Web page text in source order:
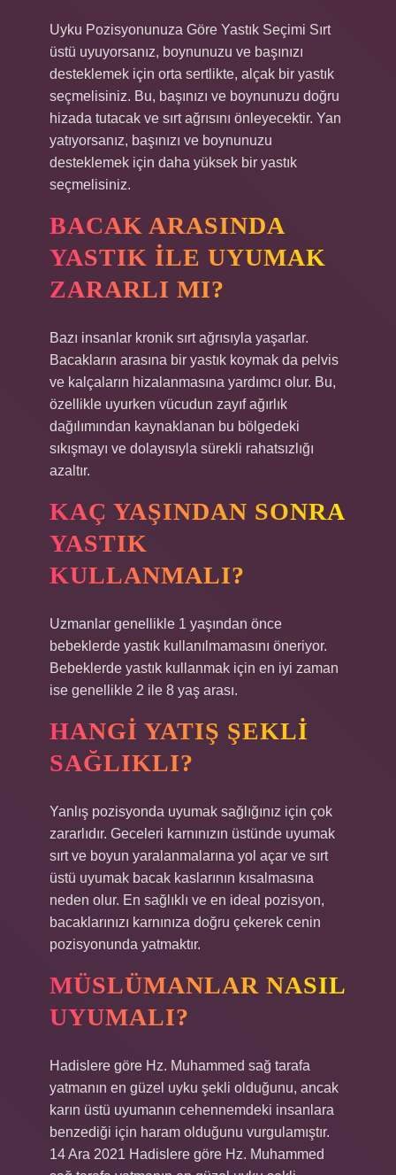
Uyku Pozisyonunuza Göre Yastık Seçimi Sırt
üstü uyuyorsanız, boynunuzu ve başınızı
desteklemek için orta sertlikte, alçak bir yastık
seçmelisiniz. Bu, başınızı ve boynunuzu doğru
hizada tutacak ve sırt ağrısını önleyecektir. Yan
yatıyorsanız, başınızı ve boynunuzu
desteklemek için daha yüksek bir yastık
seçmelisiniz.
BACAK ARASINDA
YASTIK ILE UYUMAK
ZARARLI MI?
Bazı insanlar kronik sırt ağrısıyla yaşarlar.
Bacakların arasına bir yastık koymak da pelvis
ve kalçaların hizalanmasına yardımcı olur. Bu,
özellikle uyurken vücudun zayıf ağırlık
dağılımından kaynaklanan bu bölgedeki
sıkışmayı ve dolayısıyla sürekli rahatsızlığı
azaltır.
KAÇ YAŞINDAN SONRA
YASTIK
KULLANMALI?
Uzmanlar genellikle 1 yaşından önce
bebeklerde yastık kullanılmamasını öneriyor.
Bebeklerde yastık kullanmak için en iyi zaman
ise genellikle 2 ile 8 yaş arası.
HANGI YATIŞ ŞEKLI
SAĞLIKLI?
Yanlış pozisyonda uyumak sağlığınız için çok
zararlıdır. Geceleri karnınızın üstünde uyumak
sırt ve boyun yaralanmalarına yol açar ve sırt
üstü uyumak bacak kaslarının kısalmasına
neden olur. En sağlıklı ve en ideal pozisyon,
bacaklarınızı karnınıza doğru çekerek cenin
pozisyonunda yatmaktır.
MÜSLÜMANLAR NASIL
UYUMALI?
Hadislere göre Hz. Muhammed sağ tarafa
yatmanın en güzel uyku şekli olduğunu, ancak
karın üstü uyumanın cehennemdeki insanlara
benzediği için haram olduğunu vurgulamıştır.
14 Ara 2021 Hadislere göre Hz. Muhammed